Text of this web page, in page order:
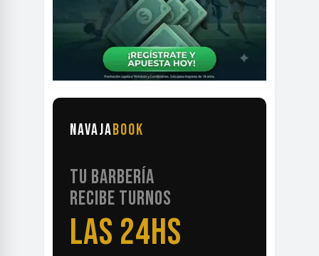
NAVAJABOOK
TU BARBERÍA
RECIBE TURNOS
LAS 24HS